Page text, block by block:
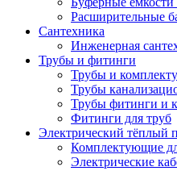
Расширительные
Сантехника
Инженерная
Трубы и фитинги
Трубы и
Трубы
Трубы фитинги и
Фитинги для труб
Электрический тёплый
Комплектующие
Электрические